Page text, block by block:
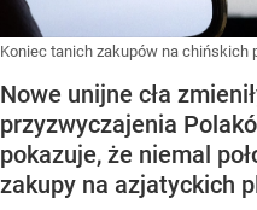
Koniec tanich zakupów na chińskich
Nowe unijne cła
przyzwyczajenia
pokazuje, że niemal
zakupy na azjatyckich